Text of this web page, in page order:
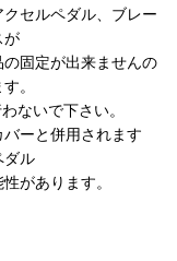
セルペダル、ブレー
が
固定が出来ませんの
。
ないで下さい。
ーと併用されます
ダル
があります。